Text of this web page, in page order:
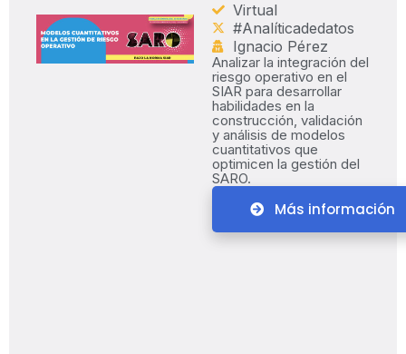
Virtual
#Analíticadedatos
Ignacio Pérez
Analizar la integración del
riesgo operativo en el
SIAR para desarrollar
habilidades en la
construcción, validación
y análisis de modelos
cuantitativos que
optimicen la gestión del
SARO.
Más información